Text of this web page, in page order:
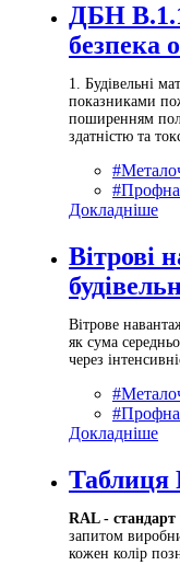
ДБН
безпека
1. Будівельні
показниками
поширенням
здатністю та
Докладніше
Вітрові
Вітрове
як сума
через
Докладніше
Таблиця
RAL - стандарт
запитом
кожен колір